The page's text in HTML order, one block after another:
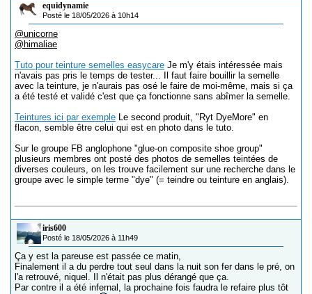
equidynamie
Posté le 18/05/2026 à 10h14
@unicorne
@himaliae
Tuto pour teinture semelles easycare Je m'y étais intéressée mais
n'avais pas pris le temps de tester... Il faut faire bouillir la semelle
avec la teinture, je n'aurais pas osé le faire de moi-même, mais si ça
a été testé et validé c'est que ça fonctionne sans abîmer la semelle.
Teintures ici par exemple Le second produit, "Ryt DyeMore" en
flacon, semble être celui qui est en photo dans le tuto.
Sur le groupe FB anglophone "glue-on composite shoe group"
plusieurs membres ont posté des photos de semelles teintées de
diverses couleurs, on les trouve facilement sur une recherche dans le
groupe avec le simple terme "dye" (= teindre ou teinture en anglais).
iris600
Posté le 18/05/2026 à 11h49
Ça y est la pareuse est passée ce matin,
Finalement il a du perdre tout seul dans la nuit son fer dans le pré, on
l'a retrouvé, niquel. Il n'était pas plus dérangé que ça.
Par contre il a été infernal, la prochaine fois faudra le refaire plus tôt